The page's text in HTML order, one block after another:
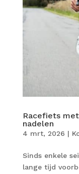
Racefiets
nadelen
4 mrt, 2026 |
Sinds enkele
lange tijd